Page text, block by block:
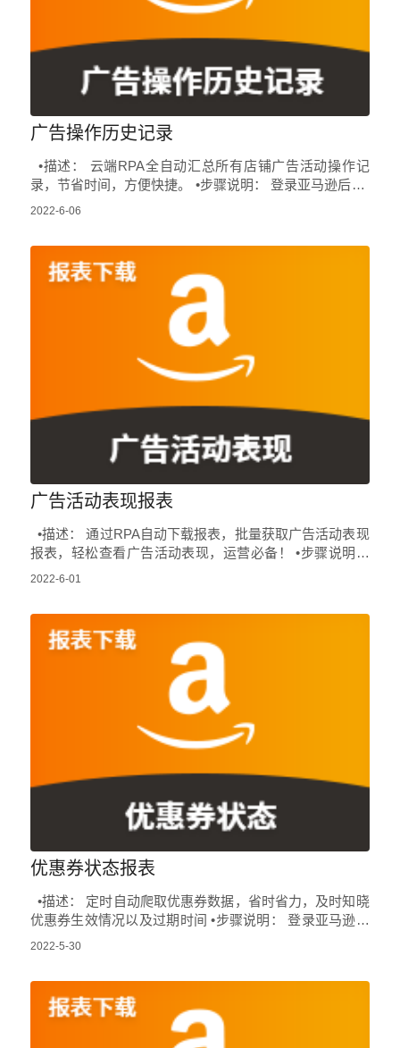
广告操作历史记录
•描述： 云端RPA全自动汇总所有店铺广告活动操作记
录，节省时间，方便快捷。 •步骤说明： 登录亚马逊后台-
>点击广告活动管理->选择时间-&gt…
2022-6-06
广告活动表现报表
•描述： 通过RPA自动下载报表，批量获取广告活动表现
报表，轻松查看广告活动表现，运营必备！ •步骤说明：
登录亚马逊后台->点击广告活动管理->…
2022-6-01
优惠券状态报表
•描述： 定时自动爬取优惠券数据，省时省力，及时知晓
优惠券生效情况以及过期时间 •步骤说明： 登录亚马逊后
台->点击广告->点击优惠券->点…
2022-5-30